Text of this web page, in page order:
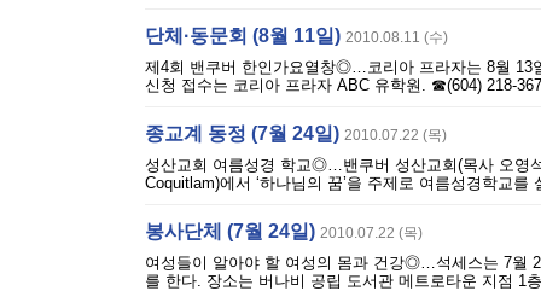
단체·동문회 (8월 11일) 2010.08.11 (수)
제4회 밴쿠버 한인가요열창◎…코리아 프라자는 8월 13
신청 접수는 코리아 프라자 ABC 유학원. ☎(604) 218-
종교계 동정 (7월 24일) 2010.07.22 (목)
성산교회 여름성경 학교◎…밴쿠버 성산교회(목사 오영
Coquitlam)에서 ‘하나님의 꿈’을 주제로 여름성경학교
봉사단체 (7월 24일) 2010.07.22 (목)
여성들이 알아야 할 여성의 몸과 건강◎…석세스는 7월
를 한다. 장소는 버나비 공립 도서관 메트로타운 지점 1